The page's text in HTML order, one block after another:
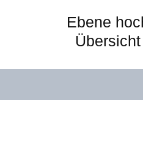
Ebene
Übersicht